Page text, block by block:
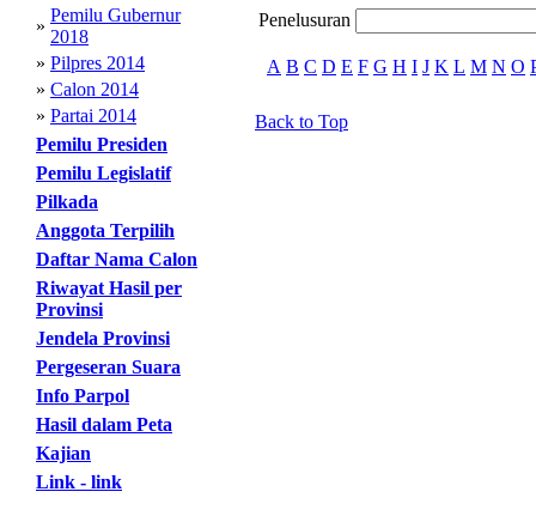
»
Pemilu Gubernur
2018
» Pilpres 2014
» Calon 2014
» Partai 2014
Pemilu Presiden
Pemilu Legislatif
Pilkada
Anggota Terpilih
Daftar Nama Calon
Riwayat Hasil per
Provinsi
Jendela Provinsi
Pergeseran Suara
Info Parpol
Hasil dalam Peta
Kajian
Link - link
Penelusuran
A B C D E F G H I J K L M N O
Back to Top